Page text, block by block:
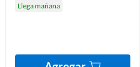
Llega mañana